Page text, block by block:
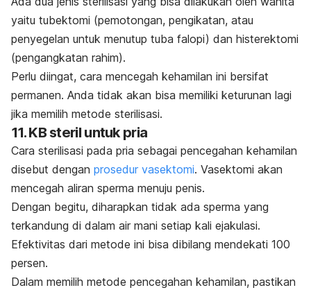
yaitu tubektomi (pemotongan, pengikatan, atau
penyegelan untuk menutup tuba falopi) dan histerektomi
(pengangkatan rahim).
Perlu diingat, cara mencegah kehamilan ini bersifat
permanen. Anda tidak akan bisa memiliki keturunan lagi
jika memilih metode sterilisasi.
11. KB steril untuk pria
Cara sterilisasi pada pria sebagai pencegahan kehamilan
disebut dengan prosedur vasektomi. Vasektomi akan
mencegah aliran sperma menuju penis.
Dengan begitu, diharapkan tidak ada sperma yang
terkandung di dalam air mani setiap kali ejakulasi.
Efektivitas dari metode ini bisa dibilang mendekati 100
persen.
Dalam memilih metode pencegahan kehamilan, pastikan